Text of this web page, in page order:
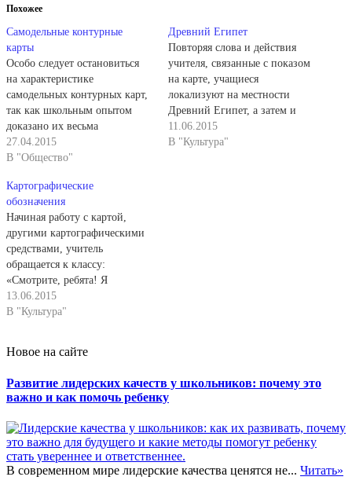
Похожее
Самодельные контурные
карты
Особо следует остановиться
на характеристике
самодельных контурных карт,
так как школьным опытом
доказано их весьма
положительное
образовательное и
тип этих карт А. И. Стражев
образно называл «черной
картой», поскольку ее физико-
географическую основу
учителя обычно изображают
белой или голубой краской на
черном линолеуме.
Изучаемые исторические
события и явления…
27.04.2015
В "Общество"
Древний Египет
Повторяя слова и действия
учителя, связанные с показом
на карте, учащиеся
локализуют на местности
Древний Египет, а затем и
другие страны Древнего
Востока. Обращаясь к карте,
11.06.2015
В "Культура"
Картографические
обозначения
Начиная работу с картой,
другими картографическими
средствами, учитель
обращается к классу:
«Смотрите, ребята! Я
показываю на карте». И после
показа дополняет: «Найдите
обозначения на своих картах,
в альбомах учебника» или:
«Нанесите соответствующие
обозначения на свои
контурные карты». Готовясь к
уроку, учитель тщательно
продумывает, что и…
13.06.2015
В "Культура"
Новое на сайте
Развитие лидерских качеств у школьников: почему это
важно и как помочь ребенку
В современном мире лидерские качества ценятся не... Читать»